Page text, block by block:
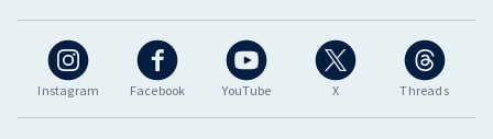
Instagram Facebook YouTube X Threads